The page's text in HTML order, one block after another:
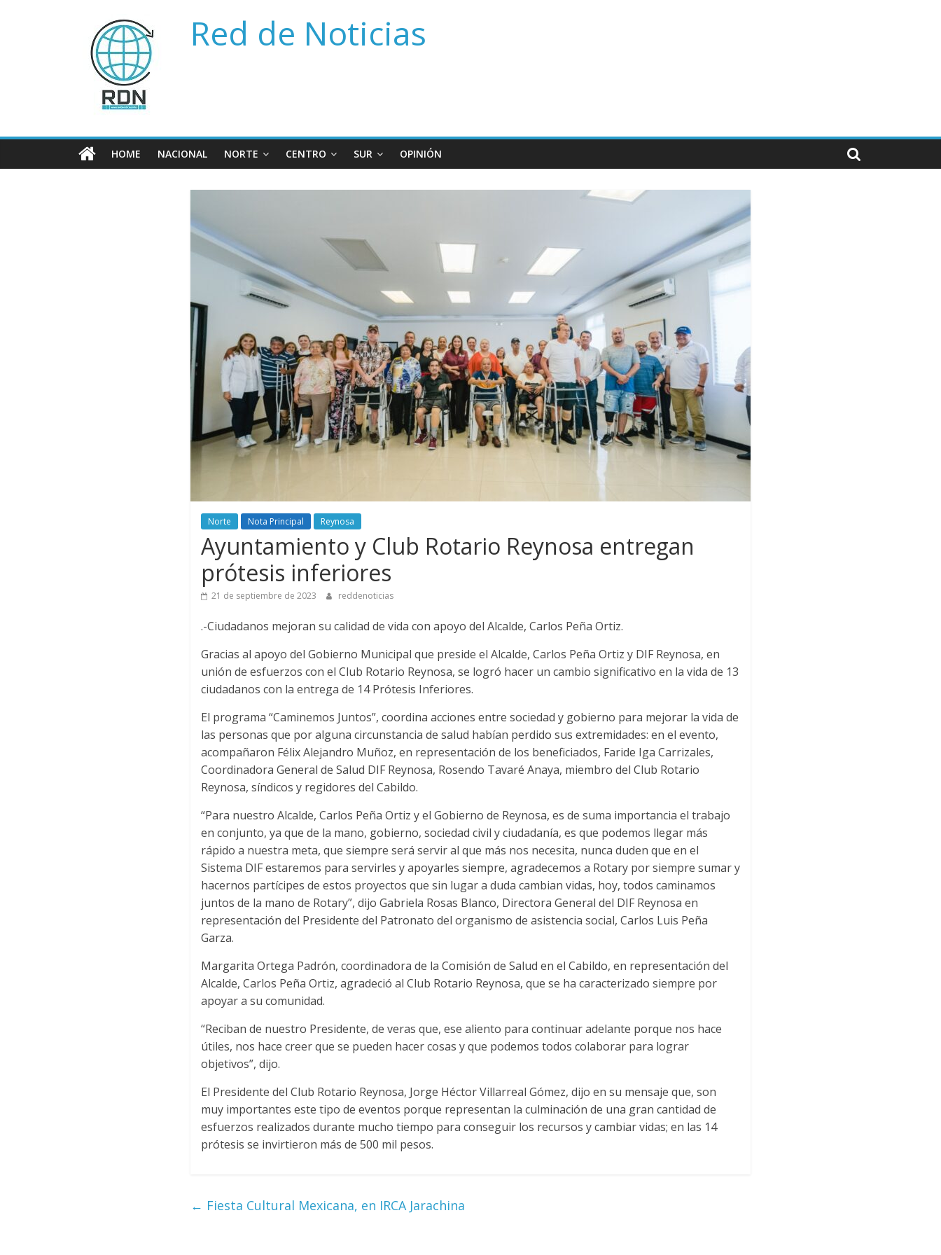
Red de Noticias
HOME NACIONAL NORTE CENTRO SUR OPINIÓN
Norte Nota Principal Reynosa
Ayuntamiento y Club Rotario Reynosa entregan
prótesis inferiores
21 de septiembre de 2023 reddenoticias
.-Ciudadanos mejoran su calidad de vida con apoyo del Alcalde, Carlos Peña Ortiz.
Gracias al apoyo del Gobierno Municipal que preside el Alcalde, Carlos Peña Ortiz y DIF Reynosa, en
unión de esfuerzos con el Club Rotario Reynosa, se logró hacer un cambio significativo en la vida de 13
ciudadanos con la entrega de 14 Prótesis Inferiores.
El programa “Caminemos Juntos”, coordina acciones entre sociedad y gobierno para mejorar la vida de
las personas que por alguna circunstancia de salud habían perdido sus extremidades: en el evento,
acompañaron Félix Alejandro Muñoz, en representación de los beneficiados, Faride Iga Carrizales,
Coordinadora General de Salud DIF Reynosa, Rosendo Tavaré Anaya, miembro del Club Rotario
Reynosa, síndicos y regidores del Cabildo.
“Para nuestro Alcalde, Carlos Peña Ortiz y el Gobierno de Reynosa, es de suma importancia el trabajo
en conjunto, ya que de la mano, gobierno, sociedad civil y ciudadanía, es que podemos llegar más
rápido a nuestra meta, que siempre será servir al que más nos necesita, nunca duden que en el
Sistema DIF estaremos para servirles y apoyarles siempre, agradecemos a Rotary por siempre sumar y
hacernos partícipes de estos proyectos que sin lugar a duda cambian vidas, hoy, todos caminamos
juntos de la mano de Rotary”, dijo Gabriela Rosas Blanco, Directora General del DIF Reynosa en
representación del Presidente del Patronato del organismo de asistencia social, Carlos Luis Peña
Garza.
Margarita Ortega Padrón, coordinadora de la Comisión de Salud en el Cabildo, en representación del
Alcalde, Carlos Peña Ortiz, agradeció al Club Rotario Reynosa, que se ha caracterizado siempre por
apoyar a su comunidad.
“Reciban de nuestro Presidente, de veras que, ese aliento para continuar adelante porque nos hace
útiles, nos hace creer que se pueden hacer cosas y que podemos todos colaborar para lograr
objetivos”, dijo.
El Presidente del Club Rotario Reynosa, Jorge Héctor Villarreal Gómez, dijo en su mensaje que, son
muy importantes este tipo de eventos porque representan la culminación de una gran cantidad de
esfuerzos realizados durante mucho tiempo para conseguir los recursos y cambiar vidas; en las 14
prótesis se invirtieron más de 500 mil pesos.
← Fiesta Cultural Mexicana, en IRCA Jarachina